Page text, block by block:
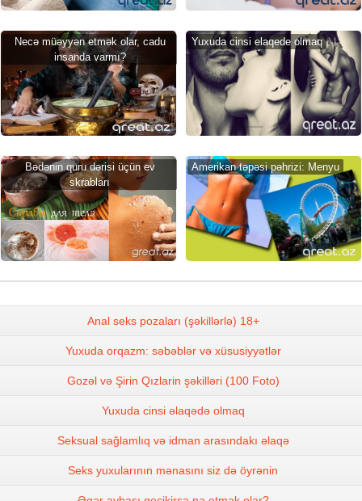
Necə müəyyən etmək olar, cadu
insanda varmı?
Yuxuda cinsi elaqede olmaq
Bədənin quru dərisi üçün ev
skrabları
Amerikan təpəsi pəhrizi: Menyu
Anal seks pozaları (şəkillərlə) 18+
Yuxuda orqazm: səbəblər və xüsusiyyətlər
Gozəl və Şirin Qızlarin şəkilləri (100 Foto)
Yuxuda cinsi əlaqədə olmaq
Seksual sağlamlıq və idman arasındakı əlaqə
Seks yuxularının mənasını siz də öyrənin